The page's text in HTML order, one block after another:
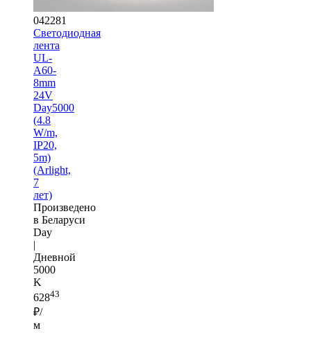
042281
Светодиодная
лента
UL-
A60-
8mm
24V
Day5000
(4.8
W/m,
IP20,
5m)
(Arlight,
7
лет)
Произведено
в Беларуси
Day
|
Дневной
5000
K
62843
₽/
м